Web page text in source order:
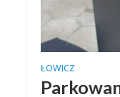
ŁOWICZ